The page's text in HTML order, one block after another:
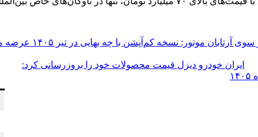
موتور: نسخه کم‌آپشن با چه بهایی در تیر ۱۴۰۵ عرضه می‌شود؟
ایران خودرو دیزل قیمت محصولات خود را بروزرسانی کرد: